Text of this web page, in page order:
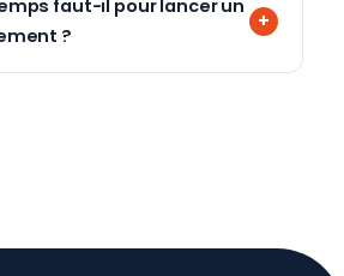
faut-il pour lancer un
?